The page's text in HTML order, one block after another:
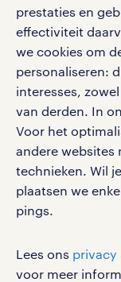
prestaties en
effectiviteit
we cookies om
personaliseren:
interesses,
van derden. In
Voor het
andere websites
technieken. Wil
plaatsen we
pings.
Lees ons privacy
voor meer
vacatures,
werken bij
privacystatement
cookies
disclaimer
sitemap
RANDSTAD,
WORLD OF